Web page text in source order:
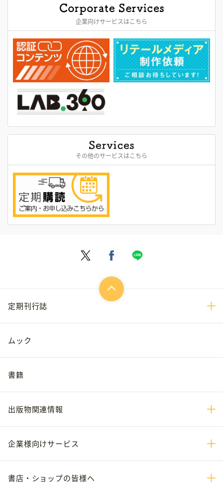
企業向けサービスはこちら
その他のサービスはこちら
定期刊行誌
ムック
書籍
出版物関連情報
企業様向けサービス
書店・ショップの皆様へ